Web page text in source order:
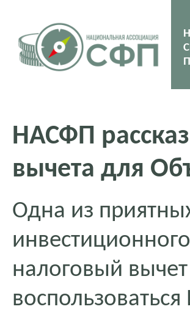
НАСФП
вычета для
Одна из
налоговый